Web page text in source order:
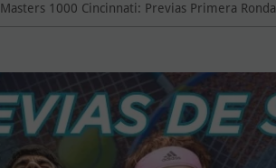
Masters 1000 Cincinnati: Previas Primera Ronda